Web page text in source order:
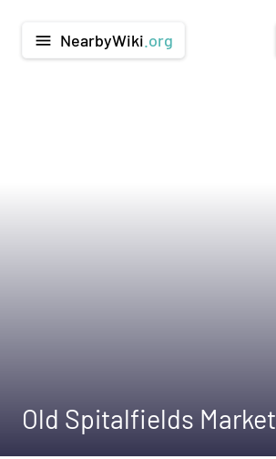
menu NearbyWiki .org
Old Spitalfields Market